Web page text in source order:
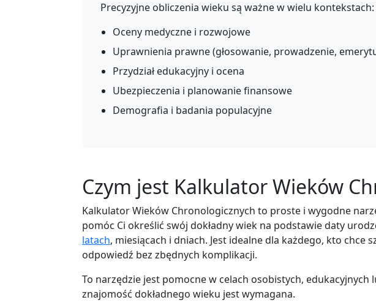
Precyzyjne obliczenia wieku są ważne w wielu kontekstach:
Oceny medyczne i rozwojowe
Uprawnienia prawne (głosowanie, prowadzenie,
Przydział edukacyjny i ocena
Ubezpieczenia i planowanie finansowe
Demografia i badania populacyjne
Czym jest Kalkulator Wieków
Kalkulator Wieków Chronologicznych to proste i wygodne
pomóc Ci określić swój dokładny wiek na podstawie daty
latach, miesiącach i dniach. Jest idealne dla każdego, kto chce
odpowiedź bez zbędnych komplikacji.
To narzędzie jest pomocne w celach osobistych,
znajomość dokładnego wieku jest wymagana.